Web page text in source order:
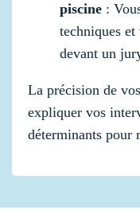
piscine :
techniques
devant un
La précision de
expliquer vos
déterminants pour